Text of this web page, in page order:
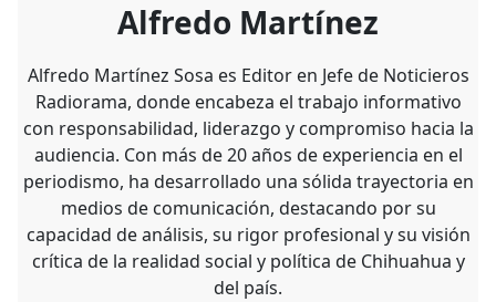
Alfredo Martínez
Alfredo Martínez Sosa es Editor en Jefe de Noticieros
Radiorama, donde encabeza el trabajo informativo
con responsabilidad, liderazgo y compromiso hacia la
audiencia. Con más de 20 años de experiencia en el
periodismo, ha desarrollado una sólida trayectoria en
medios de comunicación, destacando por su
capacidad de análisis, su rigor profesional y su visión
crítica de la realidad social y política de Chihuahua y
del país.